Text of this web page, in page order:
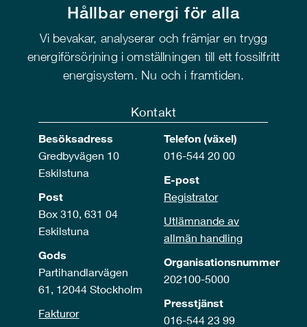
Hållbar energi för alla
Vi bevakar, analyserar och främjar en trygg
energiförsörjning i omställningen till ett fossilfritt
energisystem. Nu och i framtiden.
Kontakt
Besöksadress
Gredbyvägen 10
Eskilstuna
Post
Box 310, 631 04
Eskilstuna
Gods
Partihandlarvägen
61, 12044 Stockholm
Fakturor
Telefon (växel)
016-544 20 00
E-post
Registrator
Utlämnande av
allmän handling
Organisationsnummer
202100-5000
Presstjänst
016-544 23 99